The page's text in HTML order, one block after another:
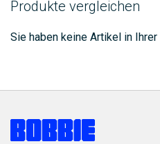
Produkte vergleichen
Sie haben keine Artikel in